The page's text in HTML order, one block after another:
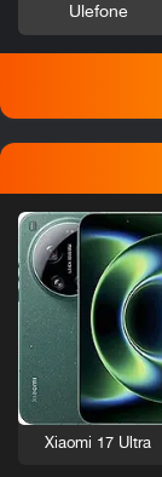
Ulefone
Xiaomi 17 Ultra